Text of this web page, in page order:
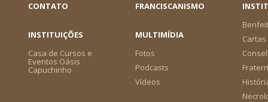
CONTATO FRANCISCANISMO
INSTITUIÇÕES
Casa de Cursos e
Eventos Oásis
Capuchinho
MULTIMÍDIA
Fotos
Podcasts
Vídeos